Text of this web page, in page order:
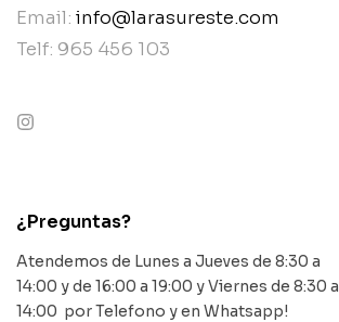
Email: info@larasureste.com
Telf: 965 456 103
¿Preguntas?
Atendemos de Lunes a Jueves de 8:30 a
14:00 y de 16:00 a 19:00 y Viernes de 8:30 a
14:00 por Telefono y en Whatsapp!